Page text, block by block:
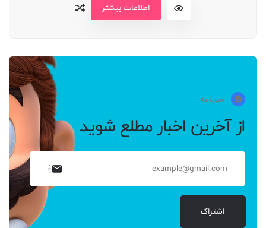
اطلاعات بیشتر
خبرنامه
از آخرین اخبار مطلع شوید
اشتراک